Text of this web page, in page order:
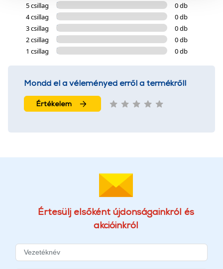
használatával Ön elfogadja a cookie-k használatát.
További információk:ÁSZFésAdatvédelem
5 csillag
0 db
4 csillag
0 db
3 csillag
0 db
2 csillag
0 db
1 csillag
0 db
Mondd el a véleményed erről a termékről!
Értékelem
Értesülj elsőként újdonságainkról és
akcióinkról